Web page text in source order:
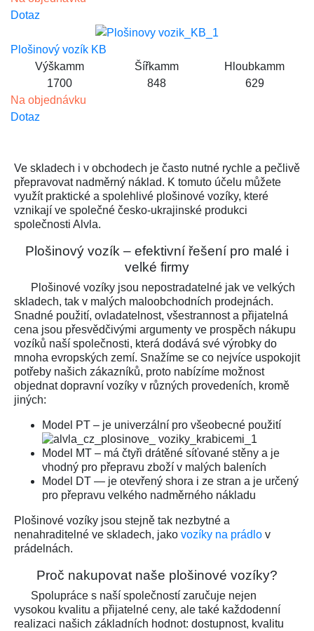
Dotaz
Plošinový vozík KB
Výškamm
1700
Šířkamm
848
Hloubkamm
629
Na objednávku
Dotaz
Ve skladech i v obchodech je často nutné rychle a pečlivě
přepravovat nadměrný náklad. K tomuto účelu můžete
využít praktické a spolehlivé plošinové vozíky, které
vznikají ve společné česko-ukrajinské produkci
společnosti Alvla.
Plošinový vozík – efektivní řešení pro malé i
velké firmy
Plošinové vozíky jsou nepostradatelné jak ve velkých
skladech, tak v malých maloobchodních prodejnách.
Snadné použití, ovladatelnost, všestrannost a přijatelná
cena jsou přesvědčivými argumenty ve prospěch nákupu
vozíků naší společnosti, která dodává své výrobky do
mnoha evropských zemí. Snažíme se co nejvíce uspokojit
potřeby našich zákazníků, proto nabízíme možnost
objednat dopravní vozíky v různých provedeních, kromě
jiných:
Model PT – je univerzální pro všeobecné použití
Model MT – má čtyři drátěné síťované stěny a je
vhodný pro přepravu zboží v malých baleních
Model DT — je otevřený shora i ze stran a je určený
pro přepravu velkého nadměrného nákladu
Plošinové vozíky jsou stejně tak nezbytné a
nenahraditelné ve skladech, jako vozíky na prádlo v
prádelnách.
Proč nakupovat naše plošinové vozíky?
Spolupráce s naší společností zaručuje nejen
vysokou kvalitu a přijatelné ceny, ale také každodenní
realizaci našich základních hodnot: dostupnost, kvalitu